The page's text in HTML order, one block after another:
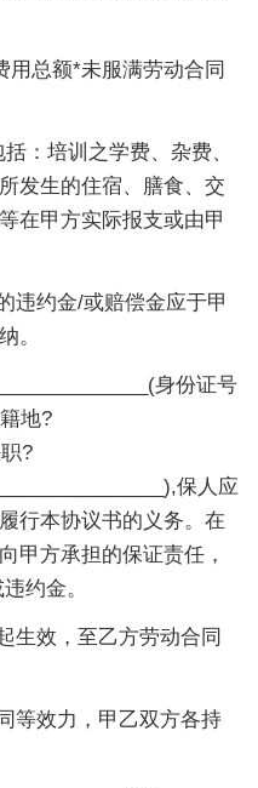
用总额*未服满劳动合同
：培训之学费、杂费、
发生的住宿、膳食、交
在甲方实际报支或由甲
违约金/或赔偿金应于甲
。
身份证号
地?
?
保人应
行本协议书的义务。在
甲方承担的保证责任，
约金。
生效，至乙方劳动合同
等效力，甲乙双方各持